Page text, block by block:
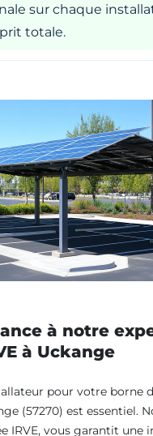
sur chaque
totale.
à notre
à Uckange
pour votre borne
(57270) est essentiel.
IRVE, vous garantit une